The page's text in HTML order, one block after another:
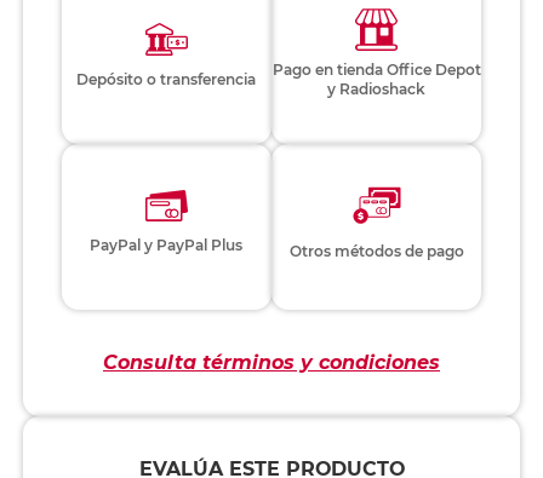
Depósito o transferencia
Pago en tienda Office Depot
y Radioshack
PayPal y PayPal Plus Otros métodos de pago
Consulta términos y condiciones
EVALÚA ESTE PRODUCTO